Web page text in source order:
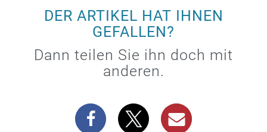
DER ARTIKEL HAT IHNEN
GEFALLEN?
Dann teilen Sie ihn doch mit
anderen.